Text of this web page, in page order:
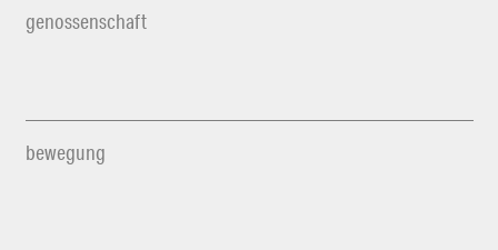
genossenschaft
bewegung